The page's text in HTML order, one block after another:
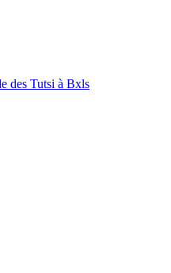
des Tutsi à Bxls